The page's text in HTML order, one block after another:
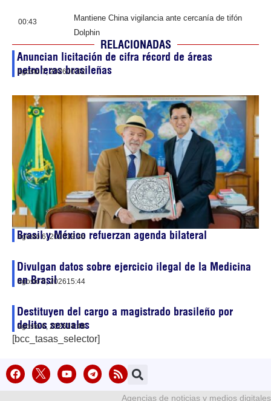
00:43
Mantiene China vigilancia ante cercanía de tifón
Dolphin
RELACIONADAS
Anuncian licitación de cifra récord de áreas
petroleras brasileñas
agosto 7, 202600:02
Brasil y México refuerzan agenda bilateral
agosto 6, 202619:36
Divulgan datos sobre ejercicio ilegal de la Medicina
en Brasil
agosto 6, 202615:44
Destituyen del cargo a magistrado brasileño por
delitos sexuales
agosto 6, 202614:48
[bcc_tasas_selector]
Agencias de noticias y medios digitales